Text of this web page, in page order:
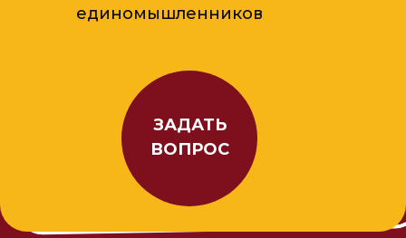
единомышленников
ЗАДАТЬ
ВОПРОС